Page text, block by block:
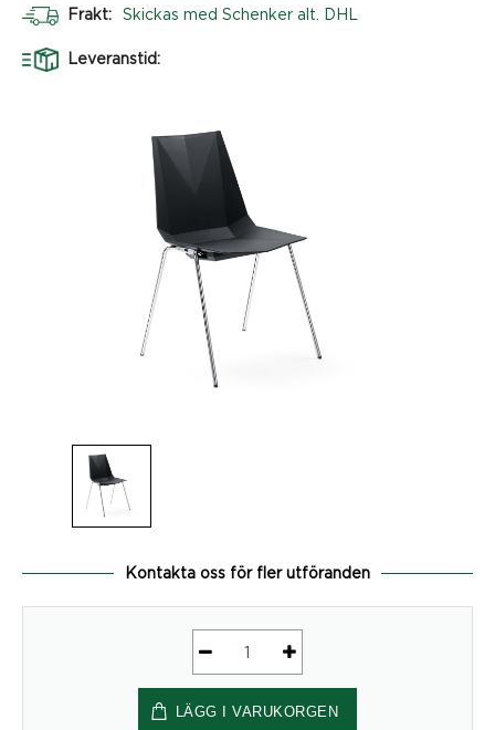
Frakt: Skickas med Schenker alt. DHL
Leveranstid:
Kontakta oss för fler utföranden
Konferensstol
MAYFLOWER
mängd
LÄGG I VARUKORGEN